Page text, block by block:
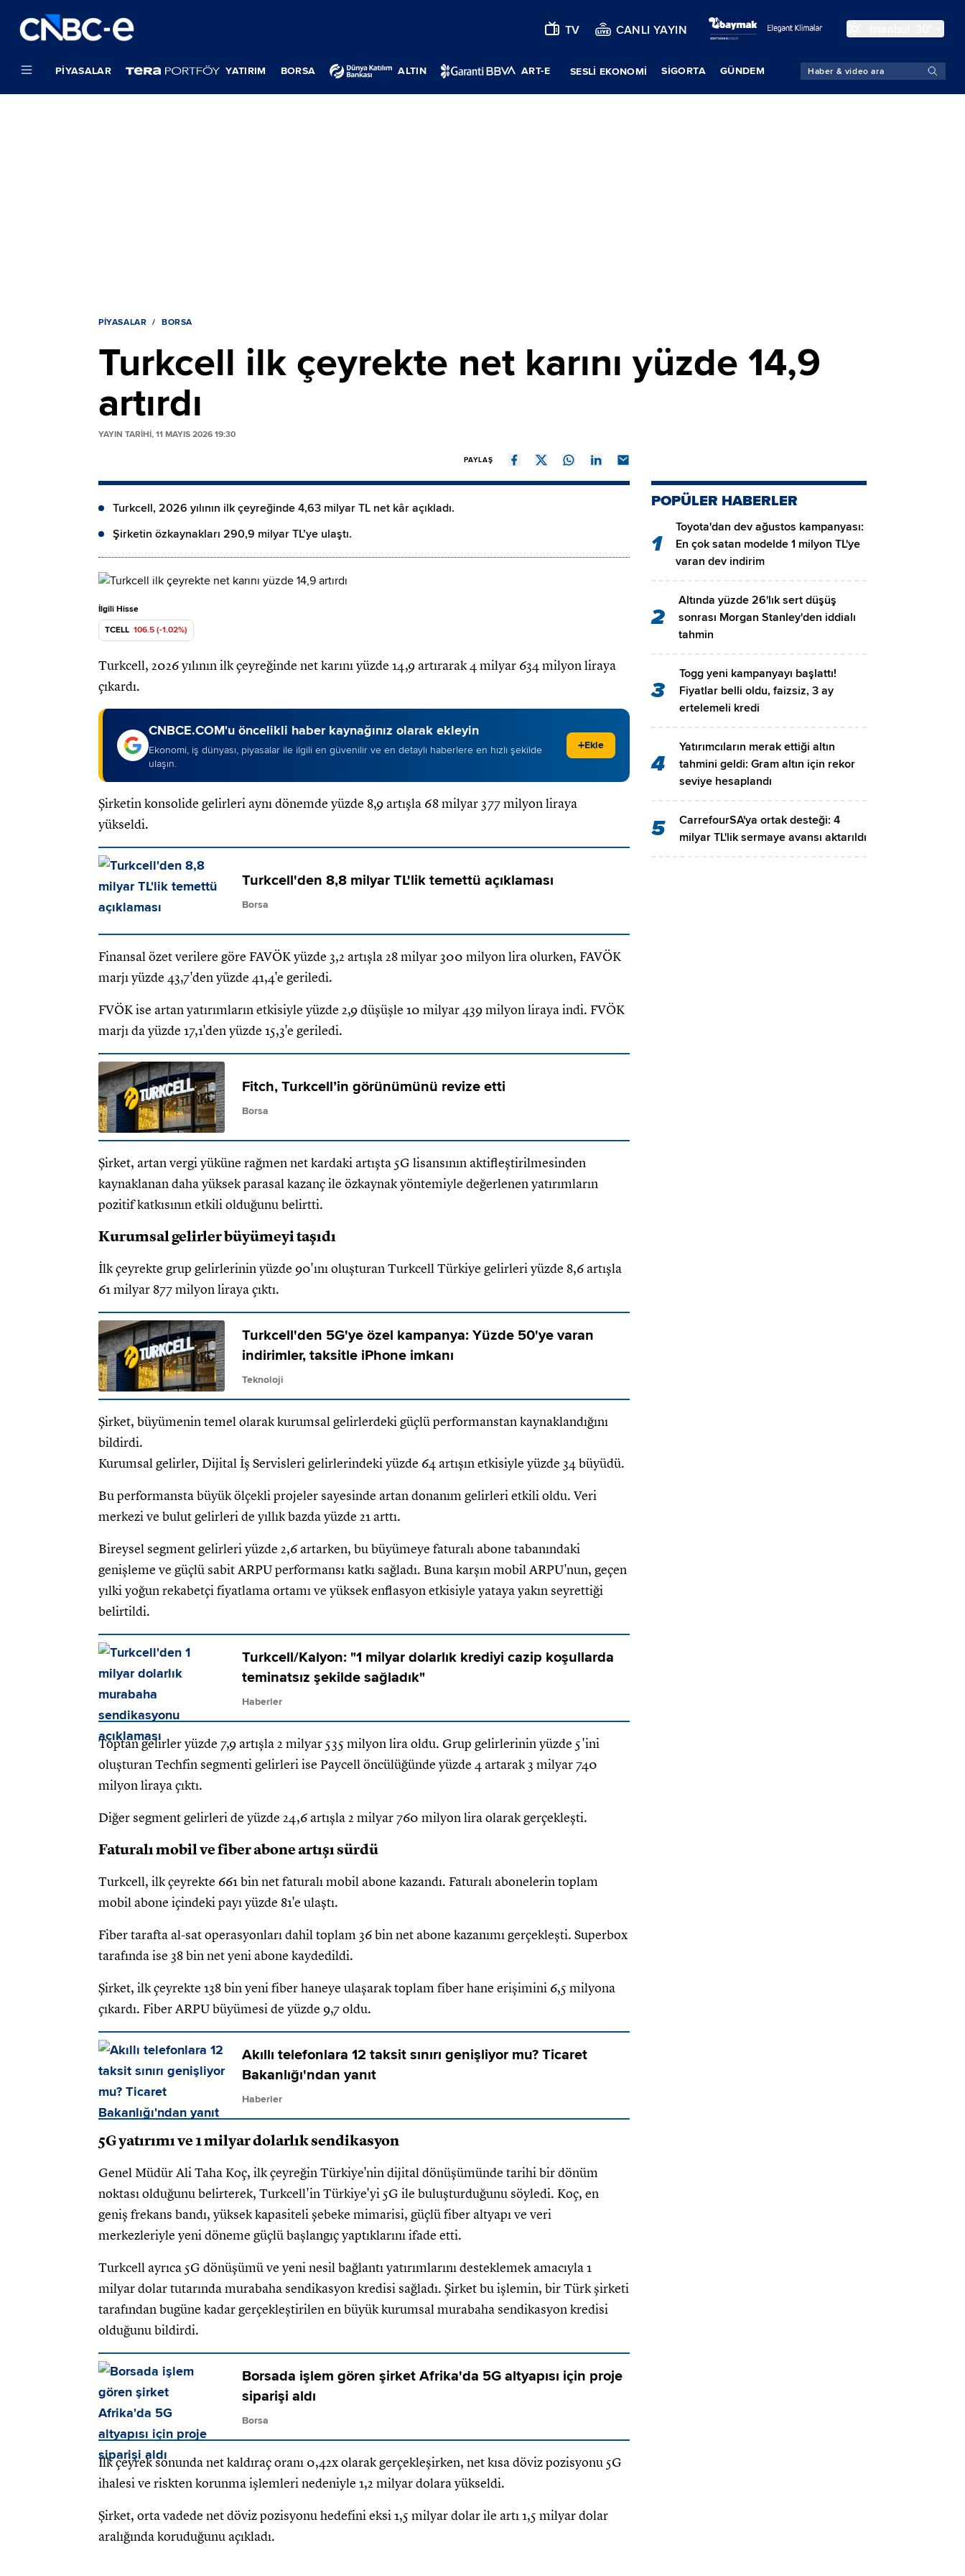
TV CANLI YAYIN
PIYASALAR YATIRIM BORSA ALTIN ART-E SESLİ EKONOMİ SIGORTA GÜNDEM
PIYASALAR BORSA
Turkcell ilk çeyrekte net karını yüzde 14,9
artırdı
YAYIN TARİHİ, 11 MAYIS 2026 19:30
PAYLAŞ
Turkcell, 2026 yılının ilk çeyreğinde 4,63 milyar TL net kâr açıkladı.
Şirketin özkaynakları 290,9 milyar TL’ye ulaştı.
İlgili Hisse
TCELL 106.5 (-1.02%)
Turkcell, 2026 yılının ilk çeyreğinde net karını yüzde 14,9 artırarak 4 milyar 634 milyon liraya
çıkardı.
CNBCE.COM'u öncelikli haber kaynağınız olarak ekleyin
Ekonomi, iş dünyası, piyasalar ile ilgili en güvenilir ve en detaylı haberlere en hızlı şekilde
ulaşın.
+Ekle
Şirketin konsolide gelirleri aynı dönemde yüzde 8,9 artışla 68 milyar 377 milyon liraya
yükseldi.
Turkcell'den 8,8 milyar TL'lik temettü açıklaması
Borsa
Finansal özet verilere göre FAVÖK yüzde 3,2 artışla 28 milyar 300 milyon lira olurken, FAVÖK
marjı yüzde 43,7'den yüzde 41,4'e geriledi.
FVÖK ise artan yatırımların etkisiyle yüzde 2,9 düşüşle 10 milyar 439 milyon liraya indi. FVÖK
marjı da yüzde 17,1'den yüzde 15,3'e geriledi.
Fitch, Turkcell’in görünümünü revize etti
Borsa
Şirket, artan vergi yüküne rağmen net kardaki artışta 5G lisansının aktifleştirilmesinden
kaynaklanan daha yüksek parasal kazanç ile özkaynak yöntemiyle değerlenen yatırımların
pozitif katkısının etkili olduğunu belirtti.
Kurumsal gelirler büyümeyi taşıdı
İlk çeyrekte grup gelirlerinin yüzde 90'ını oluşturan Turkcell Türkiye gelirleri yüzde 8,6 artışla
61 milyar 877 milyon liraya çıktı.
Turkcell'den 5G'ye özel kampanya: Yüzde 50'ye varan
indirimler, taksitle iPhone imkanı
Teknoloji
Şirket, büyümenin temel olarak kurumsal gelirlerdeki güçlü performanstan kaynaklandığını
bildirdi.
Kurumsal gelirler, Dijital İş Servisleri gelirlerindeki yüzde 64 artışın etkisiyle yüzde 34 büyüdü.
Bu performansta büyük ölçekli projeler sayesinde artan donanım gelirleri etkili oldu. Veri
merkezi ve bulut gelirleri de yıllık bazda yüzde 21 arttı.
Bireysel segment gelirleri yüzde 2,6 artarken, bu büyümeye faturalı abone tabanındaki
genişleme ve güçlü sabit ARPU performansı katkı sağladı. Buna karşın mobil ARPU'nun, geçen
yılki yoğun rekabetçi fiyatlama ortamı ve yüksek enflasyon etkisiyle yataya yakın seyrettiği
belirtildi.
Turkcell/Kalyon: "1 milyar dolarlık krediyi cazip koşullarda
teminatsız şekilde sağladık"
Haberler
Toptan gelirler yüzde 7,9 artışla 2 milyar 535 milyon lira oldu. Grup gelirlerinin yüzde 5'ini
oluşturan Techfin segmenti gelirleri ise Paycell öncülüğünde yüzde 4 artarak 3 milyar 740
milyon liraya çıktı.
Diğer segment gelirleri de yüzde 24,6 artışla 2 milyar 760 milyon lira olarak gerçekleşti.
Faturalı mobil ve fiber abone artışı sürdü
Turkcell, ilk çeyrekte 661 bin net faturalı mobil abone kazandı. Faturalı abonelerin toplam
mobil abone içindeki payı yüzde 81'e ulaştı.
Fiber tarafta al-sat operasyonları dahil toplam 36 bin net abone kazanımı gerçekleşti. Superbox
tarafında ise 38 bin net yeni abone kaydedildi.
Şirket, ilk çeyrekte 138 bin yeni fiber haneye ulaşarak toplam fiber hane erişimini 6,5 milyona
çıkardı. Fiber ARPU büyümesi de yüzde 9,7 oldu.
Akıllı telefonlara 12 taksit sınırı genişliyor mu? Ticaret
Bakanlığı'ndan yanıt
Haberler
5G yatırımı ve 1 milyar dolarlık sendikasyon
Genel Müdür Ali Taha Koç, ilk çeyreğin Türkiye'nin dijital dönüşümünde tarihi bir dönüm
noktası olduğunu belirterek, Turkcell'in Türkiye'yi 5G ile buluşturduğunu söyledi. Koç, en
geniş frekans bandı, yüksek kapasiteli şebeke mimarisi, güçlü fiber altyapı ve veri
merkezleriyle yeni döneme güçlü başlangıç yaptıklarını ifade etti.
Turkcell ayrıca 5G dönüşümü ve yeni nesil bağlantı yatırımlarını desteklemek amacıyla 1
milyar dolar tutarında murabaha sendikasyon kredisi sağladı. Şirket bu işlemin, bir Türk şirketi
tarafından bugüne kadar gerçekleştirilen en büyük kurumsal murabaha sendikasyon kredisi
olduğunu bildirdi.
Borsada işlem gören şirket Afrika'da 5G altyapısı için proje
siparişi aldı
Borsa
İlk çeyrek sonunda net kaldıraç oranı 0,42x olarak gerçekleşirken, net kısa döviz pozisyonu 5G
ihalesi ve riskten korunma işlemleri nedeniyle 1,2 milyar dolara yükseldi.
Şirket, orta vadede net döviz pozisyonu hedefini eksi 1,5 milyar dolar ile artı 1,5 milyar dolar
aralığında koruduğunu açıkladı.
POPÜLER HABERLER
1
Toyota'dan dev ağustos kampanyası:
En çok satan modelde 1 milyon TL'ye
varan dev indirim
2
Altında yüzde 26'lık sert düşüş
sonrası Morgan Stanley'den iddialı
tahmin
3
Togg yeni kampanyayı başlattı!
Fiyatlar belli oldu, faizsiz, 3 ay
ertelemeli kredi
4
Yatırımcıların merak ettiği altın
tahmini geldi: Gram altın için rekor
seviye hesaplandı
5
CarrefourSA'ya ortak desteği: 4
milyar TL'lik sermaye avansı aktarıldı